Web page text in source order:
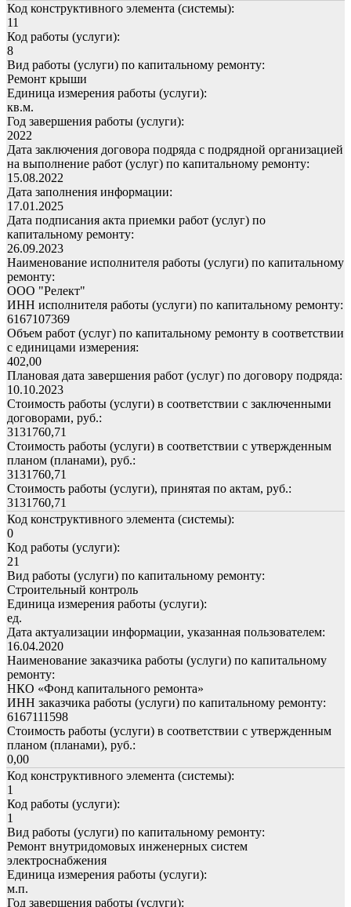
Код конструктивного элемента (системы):
11
Код работы (услуги):
8
Вид работы (услуги) по капитальному ремонту:
Ремонт крыши
Единица измерения работы (услуги):
кв.м.
Год завершения работы (услуги):
2022
Дата заключения договора подряда с подрядной организацией
на выполнение работ (услуг) по капитальному ремонту:
15.08.2022
Дата заполнения информации:
17.01.2025
Дата подписания акта приемки работ (услуг) по
капитальному ремонту:
26.09.2023
Наименование исполнителя работы (услуги) по капитальному
ремонту:
ООО "Релект"
ИНН исполнителя работы (услуги) по капитальному ремонту:
6167107369
Объем работ (услуг) по капитальному ремонту в соответствии
с единицами измерения:
402,00
Плановая дата завершения работ (услуг) по договору подряда:
10.10.2023
Стоимость работы (услуги) в соответствии с заключенными
договорами, руб.:
3131760,71
Стоимость работы (услуги) в соответствии с утвержденным
планом (планами), руб.:
3131760,71
Стоимость работы (услуги), принятая по актам, руб.:
3131760,71
Код конструктивного элемента (системы):
0
Код работы (услуги):
21
Вид работы (услуги) по капитальному ремонту:
Строительный контроль
Единица измерения работы (услуги):
ед.
Дата актуализации информации, указанная пользователем:
16.04.2020
Наименование заказчика работы (услуги) по капитальному
ремонту:
НКО «Фонд капитального ремонта»
ИНН заказчика работы (услуги) по капитальному ремонту:
6167111598
Стоимость работы (услуги) в соответствии с утвержденным
планом (планами), руб.:
0,00
Код конструктивного элемента (системы):
1
Код работы (услуги):
1
Вид работы (услуги) по капитальному ремонту:
Ремонт внутридомовых инженерных систем
электроснабжения
Единица измерения работы (услуги):
м.п.
Год завершения работы (услуги):